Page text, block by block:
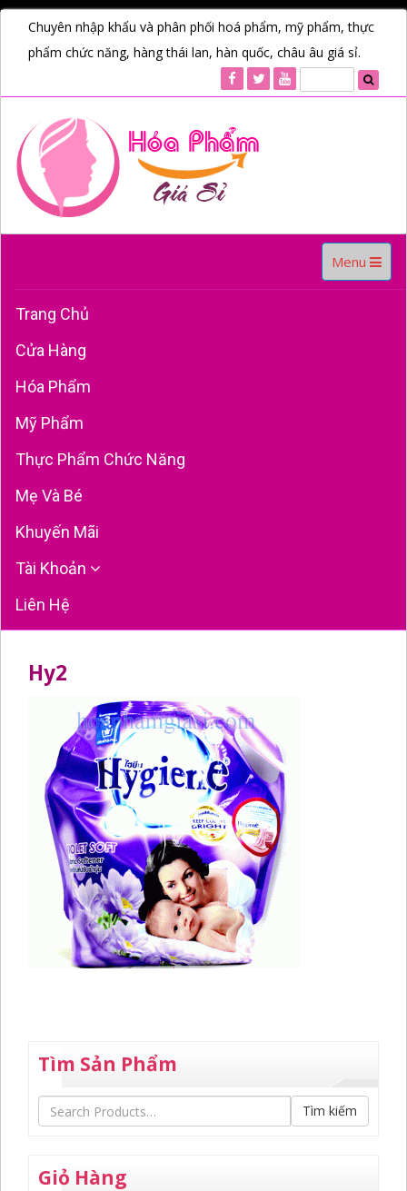
Chuyên nhập khẩu và phân phối hoá phẩm, mỹ phẩm, thực
phẩm chức năng, hàng thái lan, hàn quốc, châu âu giá sỉ.
Toggle
navigation
Menu
Trang Chủ
Cửa Hàng
Hóa Phẩm
Mỹ Phẩm
Thực Phẩm Chức Năng
Mẹ Và Bé
Khuyến Mãi
Tài Khoản
Liên Hệ
Hy2
Tìm Sản Phẩm
Tìm kiếm
Giỏ Hàng